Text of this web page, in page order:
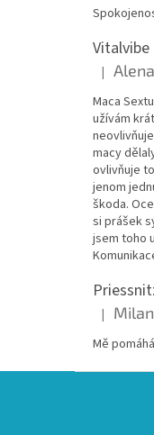
|
Maca
užívám
macy
ovlivňuje
jenom
škoda.
si prášek
jsem toho
|
Mě